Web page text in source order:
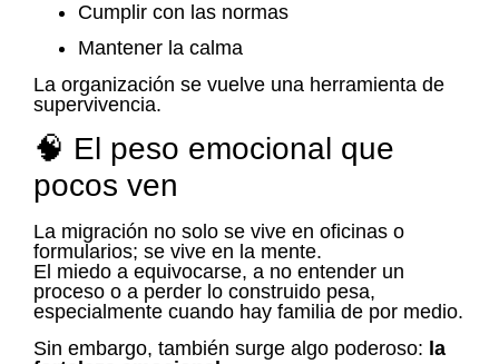
Cumplir con las normas
Mantener la calma
La organización se vuelve una herramienta de
supervivencia.
🧠 El peso emocional que
pocos ven
La migración no solo se vive en oficinas o
formularios; se vive en la mente.
El miedo a equivocarse, a no entender un
proceso o a perder lo construido pesa,
especialmente cuando hay familia de por medio.
Sin embargo, también surge algo poderoso: la